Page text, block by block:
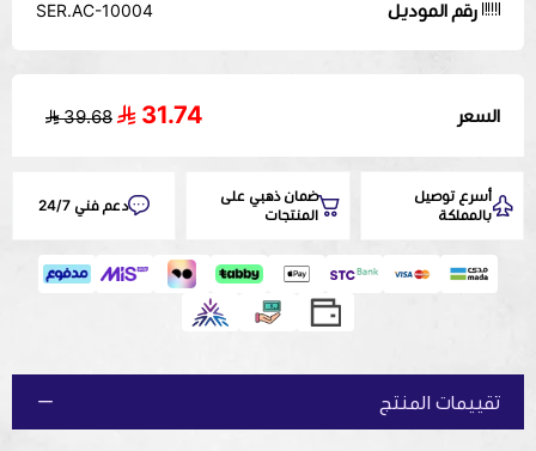
رقم الموديل SER.AC-10004
السعر 31.74
39.68
أسرع توصيل
بالمملكة
ضمان ذهبي على
المنتجات
دعم فني 24/7
تقييمات المنتج